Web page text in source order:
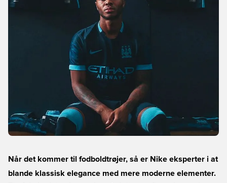
Når det kommer til fodboldtrøjer, så er Nike eksperter i at
blande klassisk elegance med mere moderne elementer.